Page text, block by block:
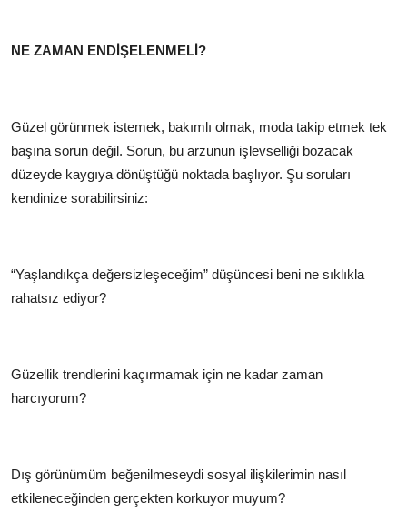
NE ZAMAN ENDİŞELENMELİ?
Güzel görünmek istemek, bakımlı olmak, moda takip etmek tek
başına sorun değil. Sorun, bu arzunun işlevselliği bozacak
düzeyde kaygıya dönüştüğü noktada başlıyor. Şu soruları
kendinize sorabilirsiniz:
“Yaşlandıkça değersizleşeceğim” düşüncesi beni ne sıklıkla
rahatsız ediyor?
Güzellik trendlerini kaçırmamak için ne kadar zaman
harcıyorum?
Dış görünümüm beğenilmeseydi sosyal ilişkilerimin nasıl
etkileneceğinden gerçekten korkuyor muyum?